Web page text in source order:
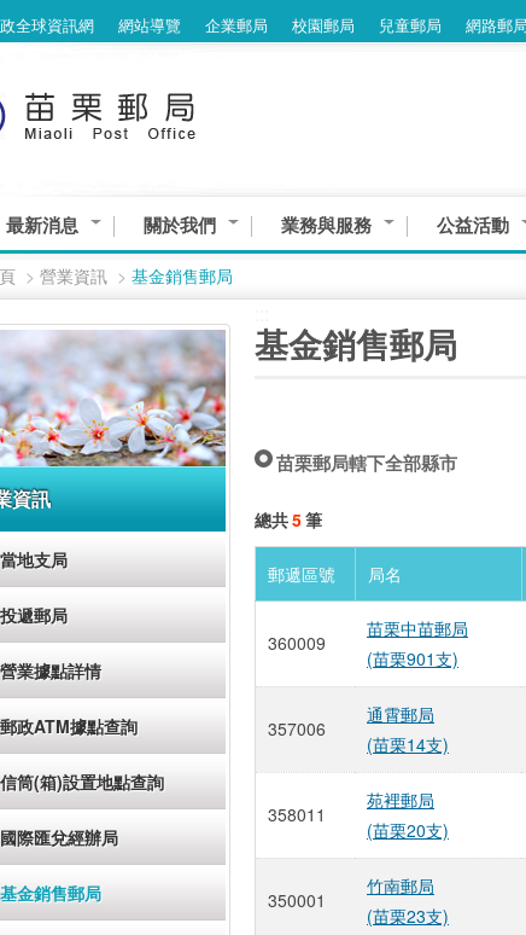
全球資訊網 網站導覽 企業郵局 校園郵局 兒童郵局 網路郵局
最新消息 關於我們 業務與服務 公益活動
> 營業資訊 > 基金銷售郵局
資訊
當地支局
投遞郵局
營業據點詳情
郵政ATM據點查詢
信筒(箱)設置地點查詢
國際匯兌經辦局
基金銷售郵局
基金銷售郵局
苗栗郵局轄下全部縣市
總共5筆
郵遞區號 局名
360009
苗栗中苗郵局
(苗栗901支)
357006
通霄郵局
(苗栗14支)
358011
苑裡郵局
(苗栗20支)
350001
竹南郵局
(苗栗23支)